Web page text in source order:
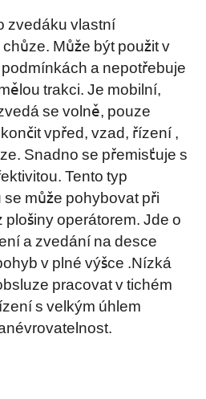
zvedáku vlastní
Může být použit v
a nepotřebuje
trakci. Je mobilní,
se volně, pouze
vpřed, vzad, řízení ,
Snadno se přemisťuje s
Tento typ
může pohybovat při
operátorem. Jde o
a zvedání na desce
v plné výšce .Nízká
pracovat v tichém
s velkým úhlem